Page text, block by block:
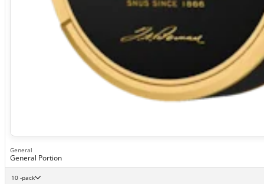
General
General Portion
10 -pack